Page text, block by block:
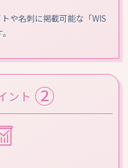
や名刺に掲載可能な「WIS
ント ②